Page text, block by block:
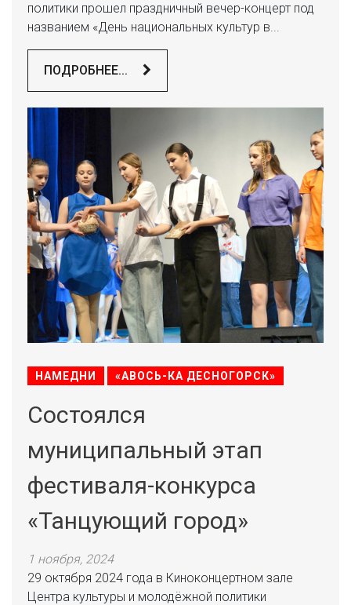
политики прошел праздничный вечер-концерт под
названием «День национальных культур в...
ПОДРОБНЕЕ...
НАМЕДНИ «АВОСЬ-КА ДЕСНОГОРСК»
Состоялся
муниципальный этап
фестиваля-конкурса
«Танцующий город»
1 ноября, 2024
29 октября 2024 года в Киноконцертном зале
Центра культуры и молодёжной политики